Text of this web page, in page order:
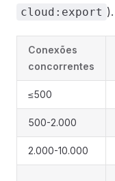
cloud:export ).
Conexões
concorrentes
≤500
500-2.000
2.000-10.000